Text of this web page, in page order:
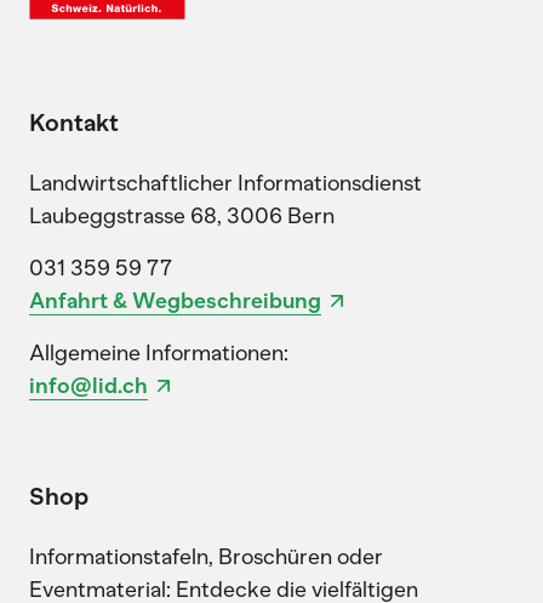
Kontakt
Landwirtschaftlicher Informationsdienst
Laubeggstrasse 68, 3006 Bern
031 359 59 77
Anfahrt & Wegbeschreibung
Allgemeine Informationen:
info@lid.ch
Shop
Informationstafeln, Broschüren oder
Eventmaterial: Entdecke die vielfältigen